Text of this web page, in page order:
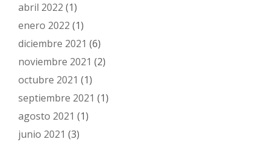
abril 2022 (1)
enero 2022 (1)
diciembre 2021 (6)
noviembre 2021 (2)
octubre 2021 (1)
septiembre 2021 (1)
agosto 2021 (1)
junio 2021 (3)